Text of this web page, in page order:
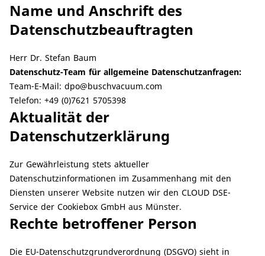
Name und Anschrift des
Datenschutzbeauftragten
Herr Dr. Stefan Baum
Datenschutz-Team für allgemeine Datenschutzanfragen:
Team-E-Mail: dpo@buschvacuum.com
Telefon: +49 (0)7621 5705398
Aktualität der
Datenschutzerklärung
Zur Gewährleistung stets aktueller
Datenschutzinformationen im Zusammenhang mit den
Diensten unserer Website nutzen wir den CLOUD DSE-
Service der Cookiebox GmbH aus Münster.
Rechte betroffener Person
Die EU-Datenschutzgrundverordnung (DSGVO) sieht in